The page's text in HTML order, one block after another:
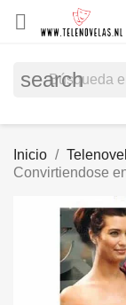

search
Inicio
Convirtiendose